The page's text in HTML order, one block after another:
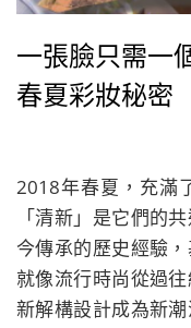
一張臉只需一
春夏彩妝秘密
2018年春夏，充滿
「清新」是它們的
今傳承的歷史經驗
就像流行時尚從過
新解構設計成為新